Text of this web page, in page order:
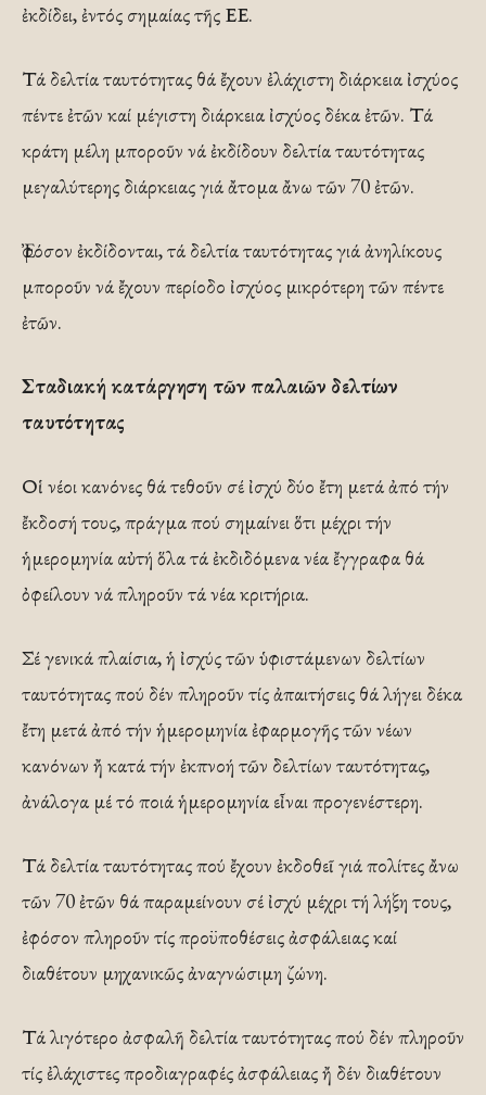
ἐκδίδει, ἐντός σημαίας τῆς ΕΕ.
Τά δελτία ταυτότητας θά ἔχουν ἐλάχιστη διάρκεια ἰσχύος
πέντε ἐτῶν καί μέγιστη διάρκεια ἰσχύος δέκα ἐτῶν. Τά
κράτη μέλη μποροῦν νά ἐκδίδουν δελτία ταυτότητας
μεγαλύτερης διάρκειας γιά ἄτομα ἄνω τῶν 70 ἐτῶν.
Ἐφόσον ἐκδίδονται, τά δελτία ταυτότητας γιά ἀνηλίκους
μποροῦν νά ἔχουν περίοδο ἰσχύος μικρότερη τῶν πέντε
ἐτῶν.
Σταδιακή κατάργηση τῶν παλαιῶν δελτίων
ταυτότητας
Οἱ νέοι κανόνες θά τεθοῦν σέ ἰσχύ δύο ἔτη μετά ἀπό τήν
ἔκδοσή τους, πράγμα πού σημαίνει ὅτι μέχρι τήν
ἡμερομηνία αὐτή ὅλα τά ἐκδιδόμενα νέα ἔγγραφα θά
ὀφείλουν νά πληροῦν τά νέα κριτήρια.
Σέ γενικά πλαίσια, ἡ ἰσχύς τῶν ὑφιστάμενων δελτίων
ταυτότητας πού δέν πληροῦν τίς ἀπαιτήσεις θά λήγει δέκα
ἔτη μετά ἀπό τήν ἡμερομηνία ἐφαρμογῆς τῶν νέων
κανόνων ἤ κατά τήν ἐκπνοή τῶν δελτίων ταυτότητας,
ἀνάλογα μέ τό ποιά ἡμερομηνία εἶναι προγενέστερη.
Τά δελτία ταυτότητας πού ἔχουν ἐκδοθεῖ γιά πολίτες ἄνω
τῶν 70 ἐτῶν θά παραμείνουν σέ ἰσχύ μέχρι τή λήξη τους,
ἐφόσον πληροῦν τίς προϋποθέσεις ἀσφάλειας καί
διαθέτουν μηχανικῶς ἀναγνώσιμη ζώνη.
Τά λιγότερο ἀσφαλῆ δελτία ταυτότητας πού δέν πληροῦν
τίς ἐλάχιστες προδιαγραφές ἀσφάλειας ἤ δέν διαθέτουν